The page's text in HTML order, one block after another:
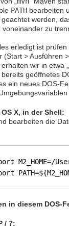
PATH bearbeiten
werden,
voneinander zu
erledigt ist
(Start > Ausführen >
wir in etwa „
geöffnetes
ein neues DOS-
X, in der Shell:
bearbeiten die
M2_HOME=/
in diesem DOS-
/ 7: